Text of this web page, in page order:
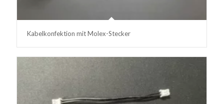
Kabelkonfektion mit Molex-Stecker